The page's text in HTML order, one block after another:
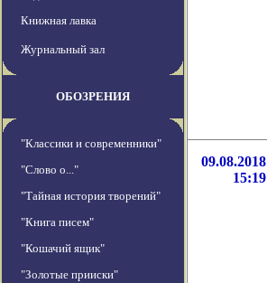
Книжная лавка
Журнальный зал
ОБОЗРЕНИЯ
"Классики и современники"
"Слово о..."
"Тайная история творений"
"Книга писем"
"Кошачий ящик"
"Золотые прииски"
09.08.2018
15:19